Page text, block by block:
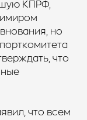
КПРФ,
но
что
что всем